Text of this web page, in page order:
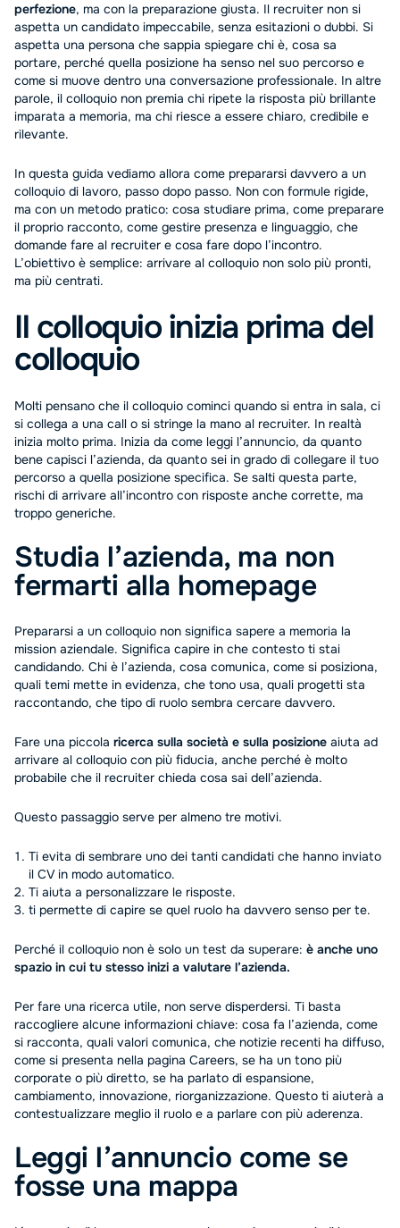
perfezione, ma con la preparazione giusta. Il recruiter non si
aspetta un candidato impeccabile, senza esitazioni o dubbi. Si
aspetta una persona che sappia spiegare chi è, cosa sa
portare, perché quella posizione ha senso nel suo percorso e
come si muove dentro una conversazione professionale. In altre
parole, il colloquio non premia chi ripete la risposta più brillante
imparata a memoria, ma chi riesce a essere chiaro, credibile e
rilevante.
In questa guida vediamo allora come prepararsi davvero a un
colloquio di lavoro, passo dopo passo. Non con formule rigide,
ma con un metodo pratico: cosa studiare prima, come preparare
il proprio racconto, come gestire presenza e linguaggio, che
domande fare al recruiter e cosa fare dopo l’incontro.
L’obiettivo è semplice: arrivare al colloquio non solo più pronti,
ma più centrati.
Il colloquio inizia prima del
colloquio
Molti pensano che il colloquio cominci quando si entra in sala, ci
si collega a una call o si stringe la mano al recruiter. In realtà
inizia molto prima. Inizia da come leggi l’annuncio, da quanto
bene capisci l’azienda, da quanto sei in grado di collegare il tuo
percorso a quella posizione specifica. Se salti questa parte,
rischi di arrivare all’incontro con risposte anche corrette, ma
troppo generiche.
Studia l’azienda, ma non
fermarti alla homepage
Prepararsi a un colloquio non significa sapere a memoria la
mission aziendale. Significa capire in che contesto ti stai
candidando. Chi è l’azienda, cosa comunica, come si posiziona,
quali temi mette in evidenza, che tono usa, quali progetti sta
raccontando, che tipo di ruolo sembra cercare davvero.
Fare una piccola ricerca sulla società e sulla posizione aiuta ad
arrivare al colloquio con più fiducia, anche perché è molto
probabile che il recruiter chieda cosa sai dell’azienda.
Questo passaggio serve per almeno tre motivi.
Ti evita di sembrare uno dei tanti candidati che hanno inviato
il CV in modo automatico.
Ti aiuta a personalizzare le risposte.
ti permette di capire se quel ruolo ha davvero senso per te.
Perché il colloquio non è solo un test da superare: è anche uno
spazio in cui tu stesso inizi a valutare l’azienda.
Per fare una ricerca utile, non serve disperdersi. Ti basta
raccogliere alcune informazioni chiave: cosa fa l’azienda, come
si racconta, quali valori comunica, che notizie recenti ha diffuso,
come si presenta nella pagina Careers, se ha un tono più
corporate o più diretto, se ha parlato di espansione,
cambiamento, innovazione, riorganizzazione. Questo ti aiuterà a
contestualizzare meglio il ruolo e a parlare con più aderenza.
Leggi l’annuncio come se
fosse una mappa